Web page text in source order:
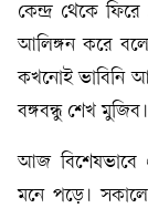
কেন্দ্র থেকে ফিরে
আলিঙ্গন করে
কখনোই ভাবিনি
বঙ্গবন্ধু শেখ মুজিব।
আজ বিশেষভাবে
মনে পড়ে। সকালে